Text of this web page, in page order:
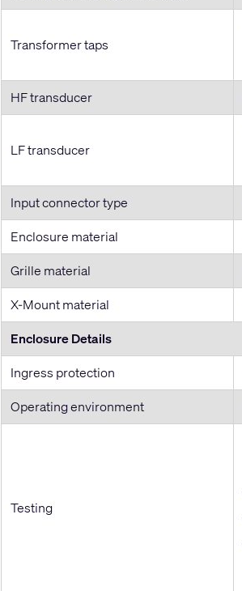
Transformer taps
HF transducer
LF transducer
Input connector type
Enclosure material
Grille material
X-Mount material
Enclosure Details
Ingress protection
Operating environment
Testing